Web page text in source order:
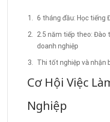
6 tháng đầu: Học tiếng
2.5 năm tiếp theo: Đào
doanh nghiệp
Thi tốt nghiệp và nhận
Cơ Hội Việc
Nghiệp